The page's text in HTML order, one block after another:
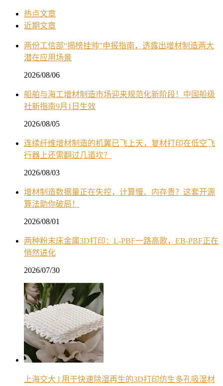
热点文章
近期文章
两份工信部“揭榜挂帅”申报指南，透露出增材制造两大
潜在应用场景
2026/08/06
船舶与海工增材制造市场迎来规范化新阶段！中国船级
社新指南9月1日生效
2026/08/05
连续纤维增材制造的机翼已飞上天，复材打印在低空飞
行器上还需翻过几道坎？
2026/08/03
增材制造数据量正在失控，计算慢、内存贵？这套开源
算法助你破局！
2026/08/01
两种粉末床金属3D打印：L-PBF一路高歌，EB-PBF正在
悄然进化
2026/07/30
上海交大 l 用于快速除湿再生的3D打印仿生多孔吸湿材